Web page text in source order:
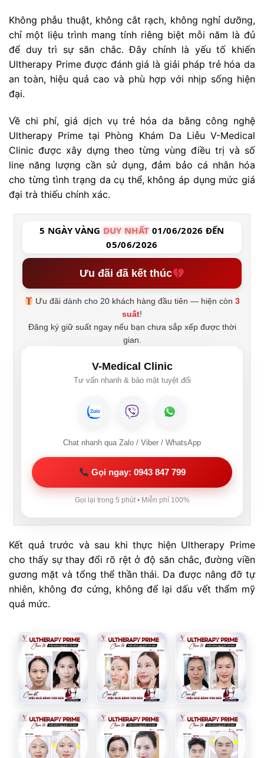
Không phẫu thuật, không cắt rạch, không nghỉ dưỡng,
chỉ một liệu trình mang tính riêng biệt mỗi năm là đủ
để duy trì sự săn chắc. Đây chính là yếu tố khiến
Ultherapy Prime được đánh giá là giải pháp trẻ hóa da
an toàn, hiệu quả cao và phù hợp với nhịp sống hiện
đại.
Về chi phí, giá dịch vụ trẻ hóa da bằng công nghệ
Ultherapy Prime tại Phòng Khám Da Liễu V-Medical
Clinic được xây dựng theo từng vùng điều trị và số
line năng lượng cần sử dụng, đảm bảo cá nhân hóa
cho từng tình trạng da cụ thể, không áp dụng mức giá
đại trà thiếu chính xác.
5 NGÀY VÀNG DUY NHẤT 01/06/2026 ĐẾN
05/06/2026
Ưu đãi đã kết thúc
Ưu đãi dành cho 20 khách hàng đầu tiên — hiện còn3
suất!
Đăng ký giữ suất ngay nếu bạn chưa sắp xếp được thời
gian.
V-Medical Clinic
Tư vấn nhanh & bảo mật tuyệt đối
Chat nhanh qua Zalo / Viber / WhatsApp
Gọi ngay: 0943 847 799
Gọi lại trong 5 phút • Miễn phí 100%
Kết quả trước và sau khi thực hiện Ultherapy Prime
cho thấy sự thay đổi rõ rệt ở độ săn chắc, đường viền
gương mặt và tổng thể thần thái. Da được nâng đỡ tự
nhiên, không đơ cứng, không để lại dấu vết thẩm mỹ
quá mức.